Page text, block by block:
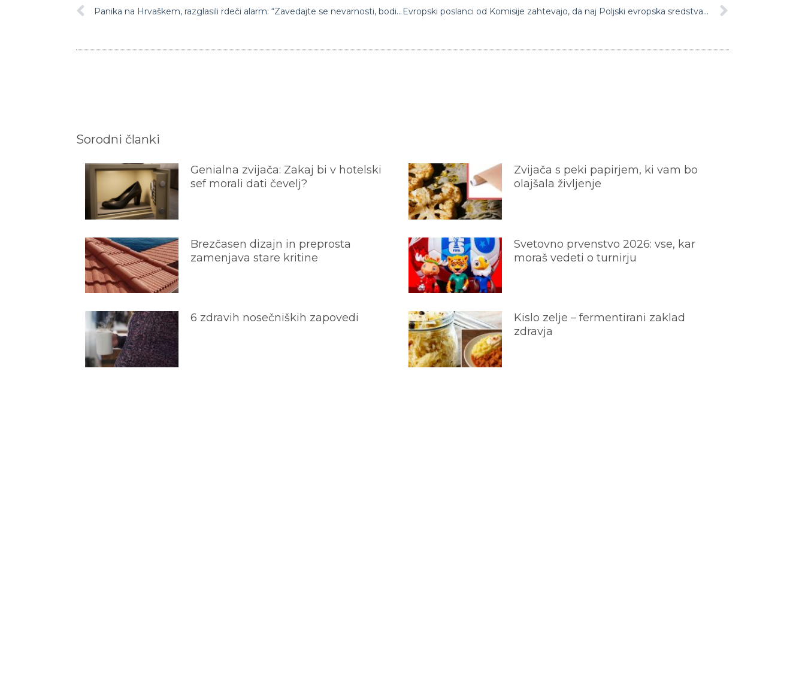
Panika na Hrvaškem, razglasili rdeči alarm: “Zavedajte se nevarnosti, bodite pozorni in spremljajte najnovejša vremenska poročila” Evropski poslanci od Komisije zahtevajo, da naj Poljski evropska sredstva izplača le ob izpolnjevanju pogojev
Sorodni članki
Genialna zvijača: Zakaj bi v hotelski
sef morali dati čevelj?
Zvijača s peki papirjem, ki vam bo
olajšala življenje
Brezčasen dizajn in preprosta
zamenjava stare kritine
Svetovno prvenstvo 2026: vse, kar
moraš vedeti o turnirju
6 zdravih nosečniških zapovedi
Kislo zelje – fermentirani zaklad
zdravja